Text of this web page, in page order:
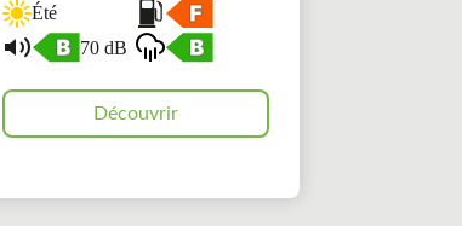
Été
70 dB
Découvrir